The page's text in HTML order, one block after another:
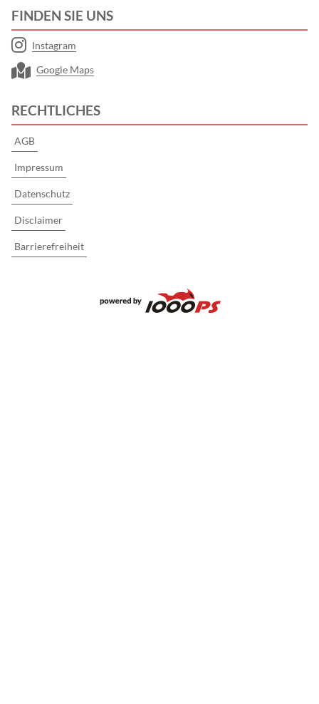
FINDEN SIE UNS
Instagram
Google Maps
RECHTLICHES
AGB
Impressum
Datenschutz
Disclaimer
Barrierefreiheit